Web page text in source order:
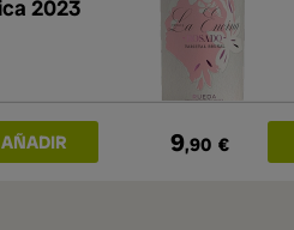
2023
9,90 €